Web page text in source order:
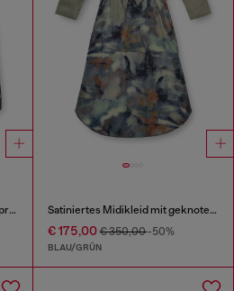
Beschichtetes Minikleid mit geprägtem Oval D Satiniertes Midikleid mit geknotetem Oberteil
€ 175,00€ 350,00-50%
BLAU/GRÜN